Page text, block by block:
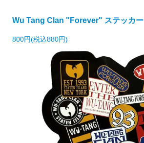
Wu Tang Clan "Forever" ステッカー
800円(税込880円)